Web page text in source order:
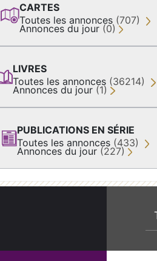
CARTES
Toutes les annonces (707)
Annonces du jour (0)
LIVRES
Toutes les annonces (36214)
Annonces du jour (1)
PUBLICATIONS EN SÉRIE
Toutes les annonces (433)
Annonces du jour (227)